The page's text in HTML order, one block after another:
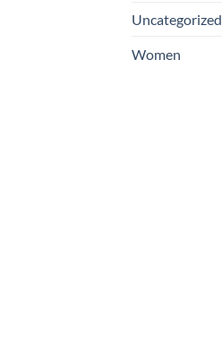
Uncategorized
Women